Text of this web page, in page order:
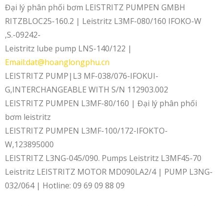
Đại lý phân phối bơm LEISTRITZ PUMPEN GMBH
RITZBLOC25-160.2 | Leistritz L3MF-080/160 IFOKO-W
,S.-09242-
Leistritz lube pump LNS-140/122 |
Email:dat@hoanglongphu.cn
LEISTRITZ PUMP|L3 MF-038/076-IFOKUI-
G,INTERCHANGEABLE WITH S/N 112903.002
LEISTRITZ PUMPEN L3MF-80/160 | Đại lý phân phối
bơm leistritz
LEISTRITZ PUMPEN L3MF-100/172-IFOKTO-
W,123895000
LEISTRITZ L3NG-045/090. Pumps Leistritz L3MF45-70
Leistritz LEISTRITZ MOTOR MD090LA2/4 | PUMP L3NG-
032/064 | Hotline: 09 69 09 88 09